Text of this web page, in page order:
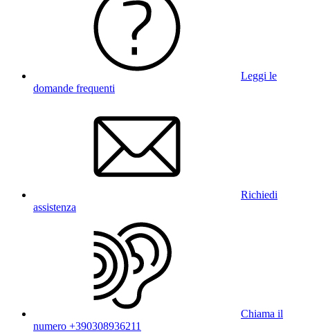
Leggi le
domande frequenti
Richiedi
assistenza
Chiama il
numero +390308936211